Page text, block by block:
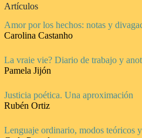
Artículos
Amor por los hechos: notas y
Carolina Castanho
La vraie vie? Diario de trabajo y
Pamela Jijón
Justicia poética. Una aproximación
Rubén Ortiz
Lenguaje ordinario, modos teóricos